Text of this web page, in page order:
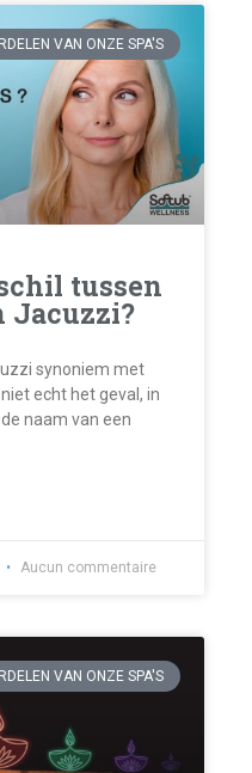
VAN ONZE SPA'S
tussen
Jacuzzi?
synoniem met
echt het geval, in
naam van een
Aucun commentaire
VAN ONZE SPA'S